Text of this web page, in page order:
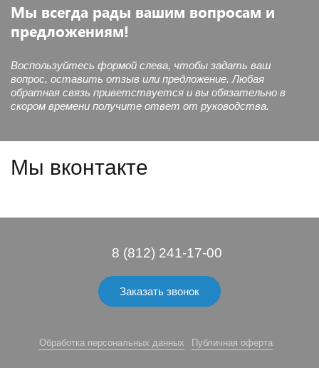
Мы всегда рады вашим вопросам и
предложениям!
Воспользуйтесь формой слева, чтобы задать ваш
вопрос, оставить отзыв или предложение. Любая
обратная связь приветствуется и вы обязательно в
скором времени получите ответ от руководства.
Мы вконтакте
8 (812) 241-17-00
Заказать звонок
Обработка персональных данных Публичная оферта